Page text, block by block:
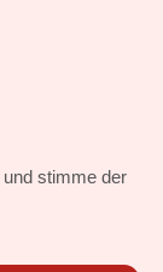
und stimme der